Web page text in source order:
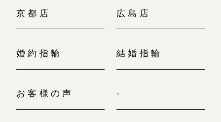
京都店 広島店
婚約指輪 結婚指輪
お客様の声 -